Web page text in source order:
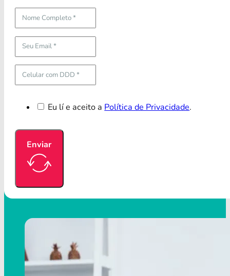
Eu lí e aceito a Política de Privacidade.
Enviar